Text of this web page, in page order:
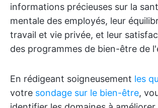
informations précieuses sur la
mentale des employés, leur
travail et vie privée, et leur
des programmes de bien-être de
En rédigeant soigneusement les
votre sondage sur le bien-être,